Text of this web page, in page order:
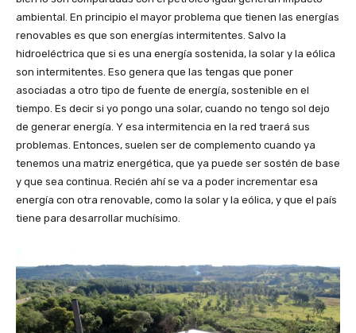
ambiental. En principio el mayor problema que tienen las energías
renovables es que son energías intermitentes. Salvo la
hidroeléctrica que si es una energía sostenida, la solar y la eólica
son intermitentes. Eso genera que las tengas que poner
asociadas a otro tipo de fuente de energía, sostenible en el
tiempo. Es decir si yo pongo una solar, cuando no tengo sol dejo
de generar energía. Y esa intermitencia en la red traerá sus
problemas. Entonces, suelen ser de complemento cuando ya
tenemos una matriz energética, que ya puede ser sostén de base
y que sea continua. Recién ahí se va a poder incrementar esa
energía con otra renovable, como la solar y la eólica, y que el país
tiene para desarrollar muchísimo.